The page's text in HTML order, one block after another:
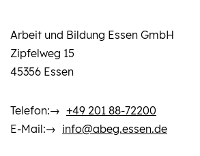
Arbeit und Bildung Essen GmbH
Zipfelweg 15
45356 Essen
Telefon:
+49 201 88-72200
E-Mail:
info@abeg.essen.de